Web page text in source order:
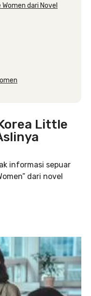
dari Novel
Little
informasi sepuar
dari novel